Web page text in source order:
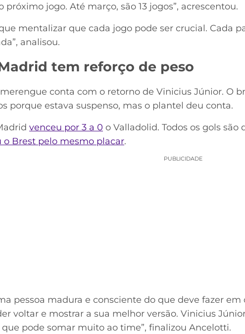
próximo jogo. Até março, são 13 jogos”, acrescentou.
mentalizar que cada jogo pode ser crucial. Cada
analisou.
tem reforço de peso
conta com o retorno de Vinicius Júnior. O
porque estava suspenso, mas o plantel deu conta.
venceu por 3 a 0 o Valladolid. Todos os gols
o Brest pelo mesmo placar.
PUBLICIDADE
pessoa madura e consciente do que deve fazer
voltar e mostrar a sua melhor versão. Vinicius
pode somar muito ao time”, finalizou Ancelotti.